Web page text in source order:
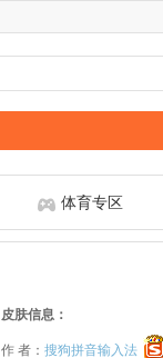
体育专区
皮肤信息：
作 者： 搜狗拼音输入法